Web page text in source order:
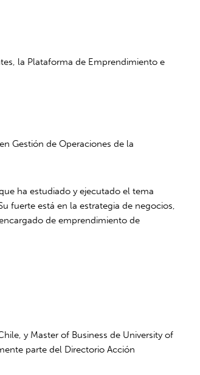
la Plataforma de Emprendimiento e
Gestión de Operaciones de la
ha estudiado y ejecutado el tema
fuerte está en la estrategia de negocios,
de emprendimiento de
y Master of Business de University of
parte del Directorio Acción